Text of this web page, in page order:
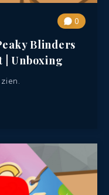
0
Blinders
| Unboxing